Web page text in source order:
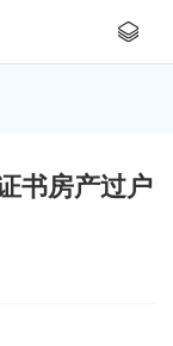
书房产过户